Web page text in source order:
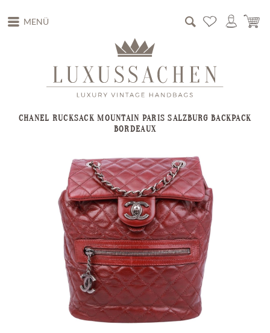
MENÜ
CHANEL RUCKSACK MOUNTAIN PARIS SALZBURG BACKPACK
BORDEAUX